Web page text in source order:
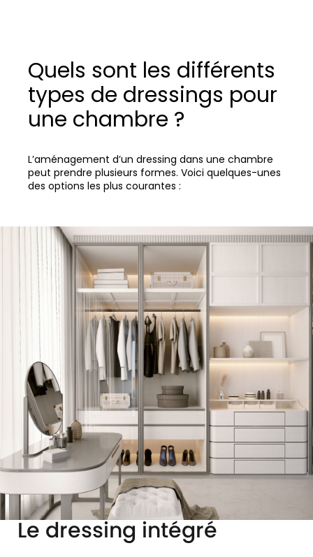
Quels sont les différents
types de dressings pour
une chambre ?
L’aménagement d’un dressing dans une chambre
peut prendre plusieurs formes. Voici quelques-unes
des options les plus courantes :
Le dressing intégré